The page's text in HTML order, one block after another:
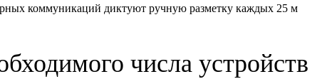
коммуникаций диктуют ручную разметку каждых 25 м
числа устройств